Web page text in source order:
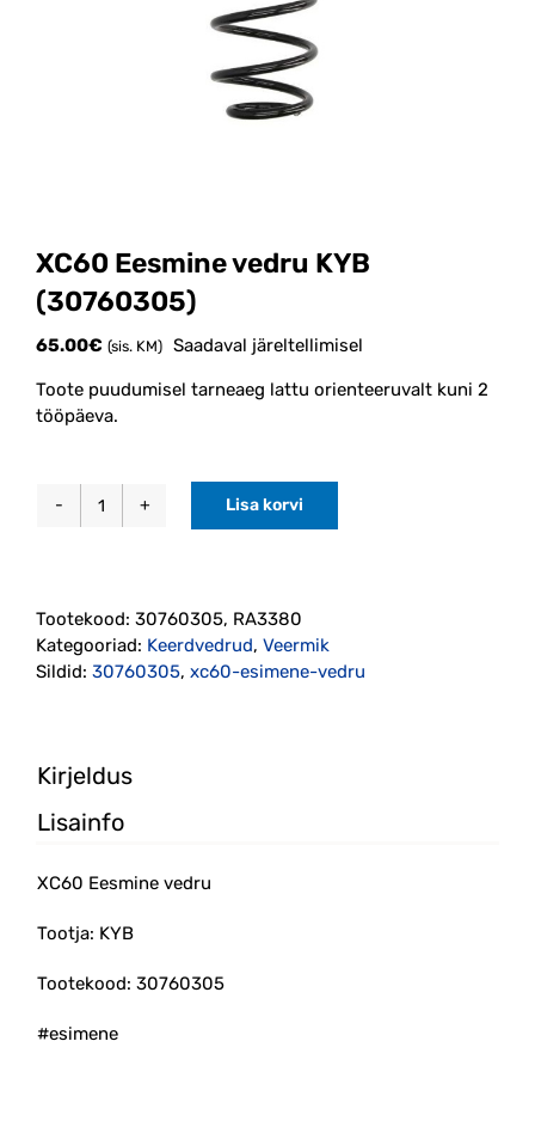
XC60 Eesmine vedru KYB
(30760305)
65.00€ (sis. KM) Saadaval järeltellimisel
Toote puudumisel tarneaeg lattu orienteeruvalt kuni 2
tööpäeva.
XC60
(30760305)
kogus
Lisa korvi
Tootekood: 30760305, RA3380
Kategooriad: Keerdvedrud, Veermik
Sildid: 30760305, xc60-esimene-vedru
Kirjeldus
Lisainfo
XC60 Eesmine vedru
Tootja: KYB
Tootekood: 30760305
#esimene